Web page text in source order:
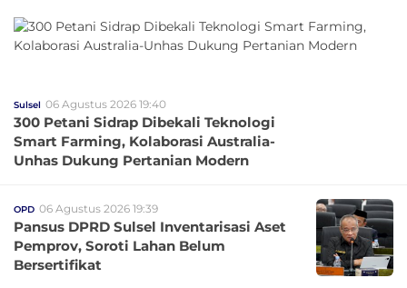
Sulsel 06 Agustus 2026 19:40
300 Petani Sidrap Dibekali Teknologi
Smart Farming, Kolaborasi Australia-
Unhas Dukung Pertanian Modern
OPD 06 Agustus 2026 19:39
Pansus DPRD Sulsel Inventarisasi Aset
Pemprov, Soroti Lahan Belum
Bersertifikat